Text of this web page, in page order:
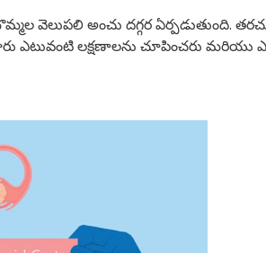
అంచు దగ్గర ఏర్పడుతుంది.
ఎటువంటి లక్షణాలను చూపించరు మరియు